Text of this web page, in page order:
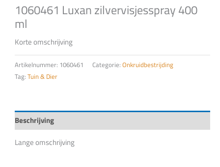
1060461 Luxan zilvervisjesspray 400
ml
Korte omschrijving
Artikelnummer: 1060461 Categorie: Onkruidbestrijding
Tag: Tuin & Dier
Beschrijving
Lange omschrijving